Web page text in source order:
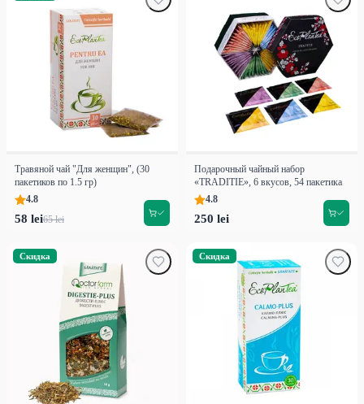
Травяной чай "Для женщин", (30
пакетиков по 1.5 гр)
4.8
58 lei65 lei
Подарочный чайный набор
«TRADITIE», 6 вкусов, 54 пакетика
4.8
250 lei
Скидка Скидка